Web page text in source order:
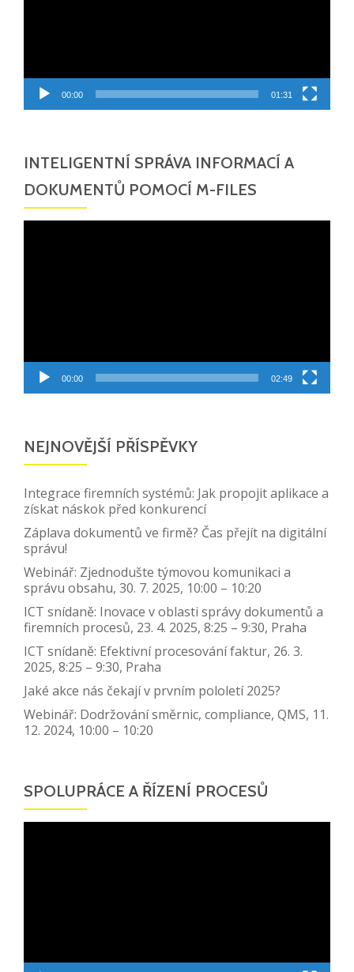
00:00 01:31
INTELIGENTNÍ SPRÁVA INFORMACÍ A
DOKUMENTŮ POMOCÍ M-FILES
00:00 02:49
NEJNOVĚJŠÍ PŘÍSPĚVKY
Integrace firemních systémů: Jak propojit aplikace a
získat náskok před konkurencí
Záplava dokumentů ve firmě? Čas přejít na digitální
správu!
Webinář: Zjednodušte týmovou komunikaci a
správu obsahu, 30. 7. 2025, 10:00 – 10:20
ICT snídaně: Inovace v oblasti správy dokumentů a
firemních procesů, 23. 4. 2025, 8:25 – 9:30, Praha
ICT snídaně: Efektivní procesování faktur, 26. 3.
2025, 8:25 – 9:30, Praha
Jaké akce nás čekají v prvním pololetí 2025?
Webinář: Dodržování směrnic, compliance, QMS, 11.
12. 2024, 10:00 – 10:20
SPOLUPRÁCE A ŘÍZENÍ PROCESŮ